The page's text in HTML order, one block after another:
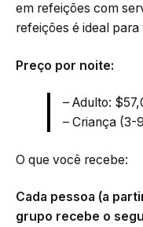
em refeições com
refeições é ideal para
Preço por noite:
– Adulto:
– Criança (3-
O que você recebe:
Cada pessoa (a
grupo recebe o